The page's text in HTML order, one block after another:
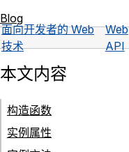
Blog
面向开发者的 Web
技术
Web
API
本文内容
构造函数
实例属性